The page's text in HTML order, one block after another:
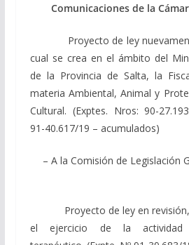
Comunicaciones de la
Proyecto de ley
cual se crea en el ámbito del
de la Provincia de Salta, la
materia Ambiental, Animal y
Cultural. (Exptes. Nros: 90-
91-40.617/19 – acumulados)
– A la Comisión de Legislación
Proyecto de ley en revisión,
el ejercicio de la actividad